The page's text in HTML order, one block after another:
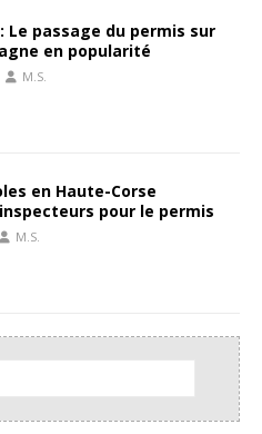
Le passage du permis sur
en popularité
M.S.
en Haute-Corse
pour le permis
M.S.